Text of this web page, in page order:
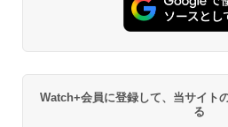
Watch+会員に登録して、当サイト
る